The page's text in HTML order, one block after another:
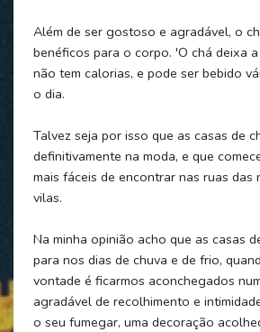
Além de ser gostoso e agradável, o
benéficos para o corpo. 'O chá deixa
não tem calorias, e pode ser bebido
o dia.
Talvez seja por isso que as casas de
definitivamente na moda, e que
mais fáceis de encontrar nas ruas das
vilas.
Na minha opinião acho que as casas
para nos dias de chuva e de frio,
vontade é ficarmos aconchegados
agradável de recolhimento e
o seu fumegar, uma decoração